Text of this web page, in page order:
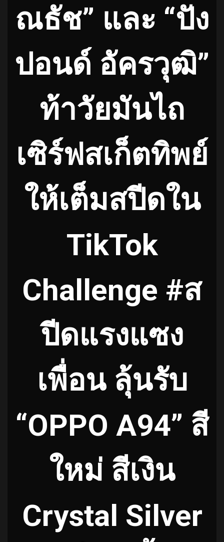
ณธัช” และ “ปัง
ปอนด์ อัครวุฒิ”
ท้าวัยมันไถ
เซิร์ฟสเก็ตทิพย์
ให้เต็มสปีดใน
TikTok
Challenge #ส
ปีดแรงแซง
เพื่อน ลุ้นรับ
“OPPO A94” สี
ใหม่ สีเงิน
Crystal Silver